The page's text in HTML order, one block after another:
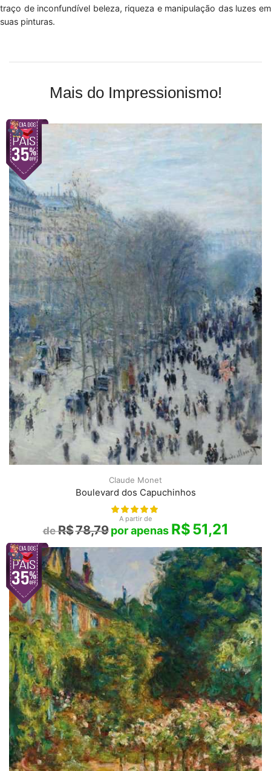
traço de inconfundível beleza, riqueza e manipulação das luzes em
suas pinturas.
Mais do Impressionismo!
Claude Monet
Boulevard dos Capuchinhos
A partir de
R$78,79 R$51,21